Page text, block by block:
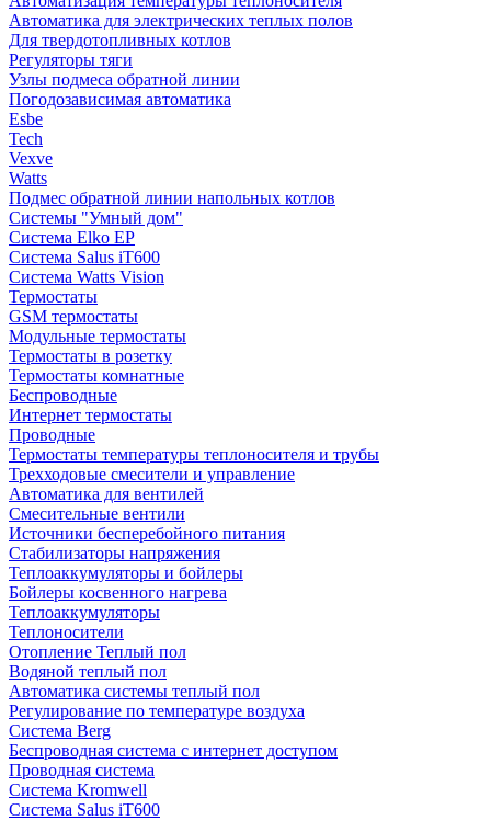
Автоматика для электрических теплых полов
Для твердотопливных котлов
Регуляторы тяги
Узлы подмеса обратной линии
Погодозависимая автоматика
Esbe
Tech
Vexve
Watts
Подмес обратной линии напольных котлов
Системы "Умный дом"
Система Elko EP
Система Salus iT600
Система Watts Vision
Термостаты
GSM термостаты
Модульные термостаты
Термостаты в розетку
Термостаты комнатные
Беспроводные
Интернет термостаты
Проводные
Термостаты температуры теплоносителя и трубы
Трехходовые смесители и управление
Автоматика для вентилей
Смесительные вентили
Источники бесперебойного питания
Стабилизаторы напряжения
Теплоаккумуляторы и бойлеры
Бойлеры косвенного нагрева
Теплоаккумуляторы
Теплоносители
Отопление Теплый пол
Водяной теплый пол
Автоматика системы теплый пол
Регулирование по температуре воздуха
Система Berg
Беспроводная система с интернет доступом
Проводная система
Система Kromwell
Система Salus iT600